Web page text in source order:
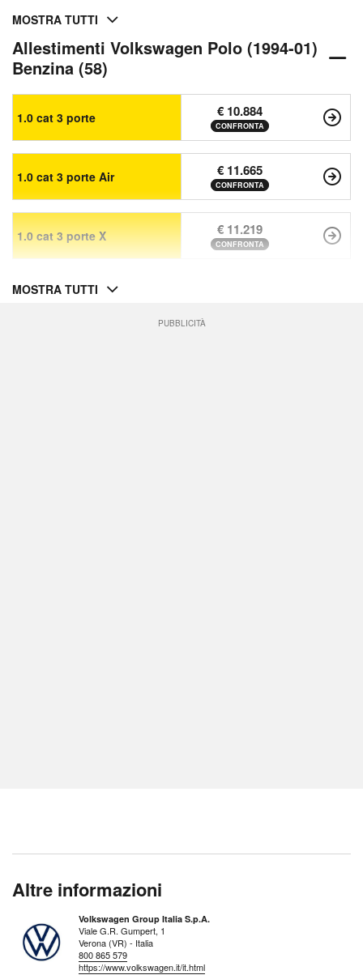
MOSTRA TUTTI
Allestimenti Volkswagen Polo (1994-01)
Benzina (58)
1.0 cat 3 porte € 10.884
CONFRONTA
1.0 cat 3 porte Air € 11.665
CONFRONTA
1.0 cat 3 porte X € 11.219
CONFRONTA
MOSTRA TUTTI
PUBBLICITÀ
Altre informazioni
Volkswagen Group Italia S.p.A.
Viale G.R. Gumpert, 1
Verona (VR) - Italia
800 865 579
https://www.volkswagen.it/it.html